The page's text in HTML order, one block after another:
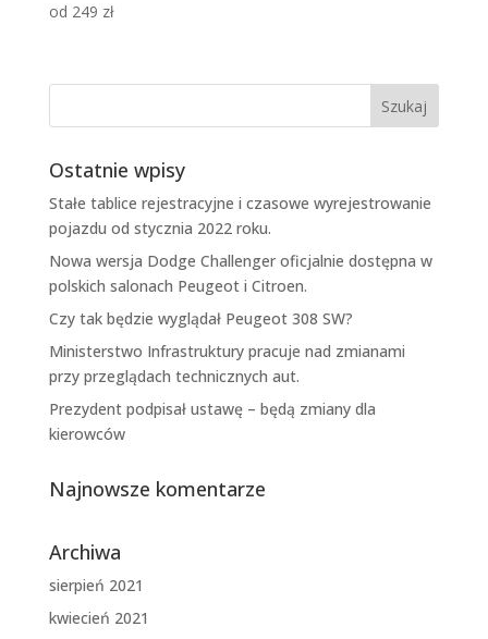
od 249 zł
Ostatnie wpisy
Stałe tablice rejestracyjne i czasowe wyrejestrowanie
pojazdu od stycznia 2022 roku.
Nowa wersja Dodge Challenger oficjalnie dostępna w
polskich salonach Peugeot i Citroen.
Czy tak będzie wyglądał Peugeot 308 SW?
Ministerstwo Infrastruktury pracuje nad zmianami
przy przeglądach technicznych aut.
Prezydent podpisał ustawę – będą zmiany dla
kierowców
Najnowsze komentarze
Archiwa
sierpień 2021
kwiecień 2021